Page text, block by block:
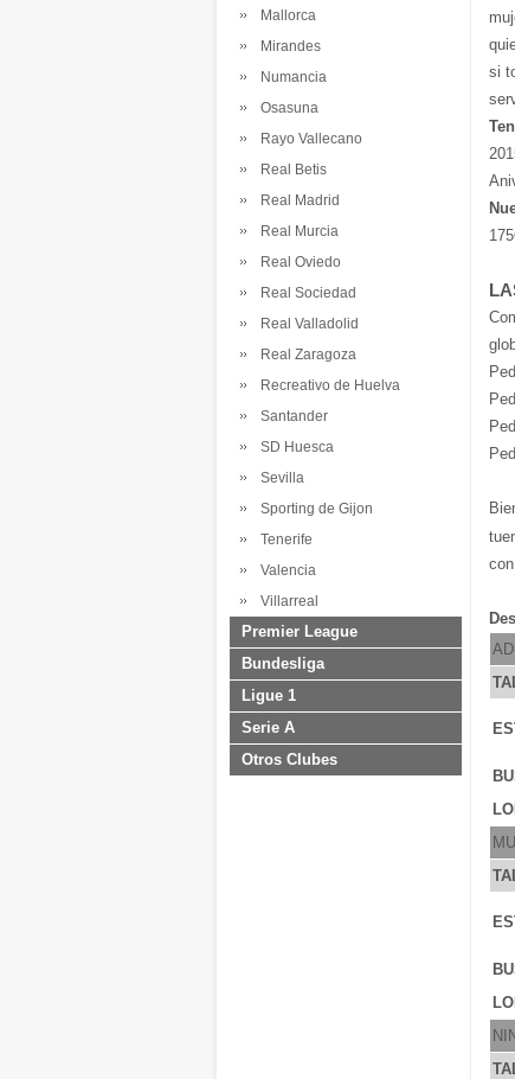
Mallorca
Mirandes
Numancia
Osasuna
Rayo Vallecano
Real Betis
Real Madrid
Real Murcia
Real Oviedo
Real Sociedad
Real Valladolid
Real Zaragoza
Recreativo de Huelva
Santander
SD Huesca
Sevilla
Sporting de Gijon
Tenerife
Valencia
Villarreal
Premier League
Bundesliga
Ligue 1
Serie A
Otros Clubes
si